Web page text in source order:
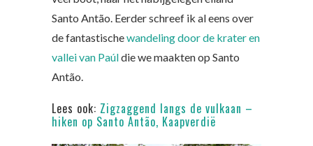
Santo Antão. Eerder schreef ik al eens over
de fantastischewandeling door de krater en
vallei van Paúldie we maakten op Santo
Antão.
Lees ook: Zigzaggend langs de vulkaan –
hiken op Santo Antão, Kaapverdië